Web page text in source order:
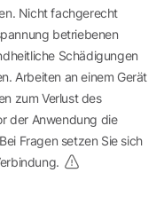
Nicht fachgerecht
betriebenen
Schädigungen
Arbeiten an einem Gerät
zum Verlust des
der Anwendung die
Fragen setzen Sie sich